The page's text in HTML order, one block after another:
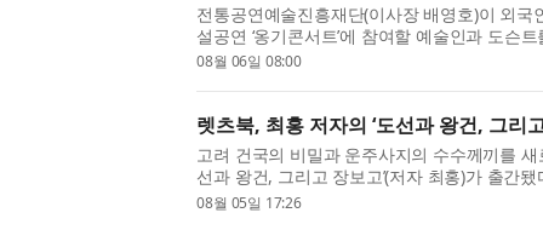
전통공연예술진흥재단(이사장 배영호)이 외
설공연 ‘옹기콘서트’에 참여할 예술인과 도슨
창작마루 광무대에서 열리는 외국인 대상 해
08월 06일 08:00
렛츠북, 최홍 저자의 ‘도선과 왕건, 그리
고려 건국의 비밀과 운주사지의 수수께끼를
선과 왕건, 그리고 장보고’(저자 최홍)가 출간
속에서 명확하게 밝혀지지 않았을까? 도선국
08월 05일 17:26